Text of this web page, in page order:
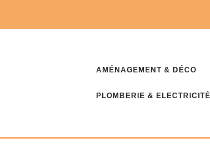
AMÉNAGEMENT & DÉCO
PLOMBERIE & ELECTRICITÉ